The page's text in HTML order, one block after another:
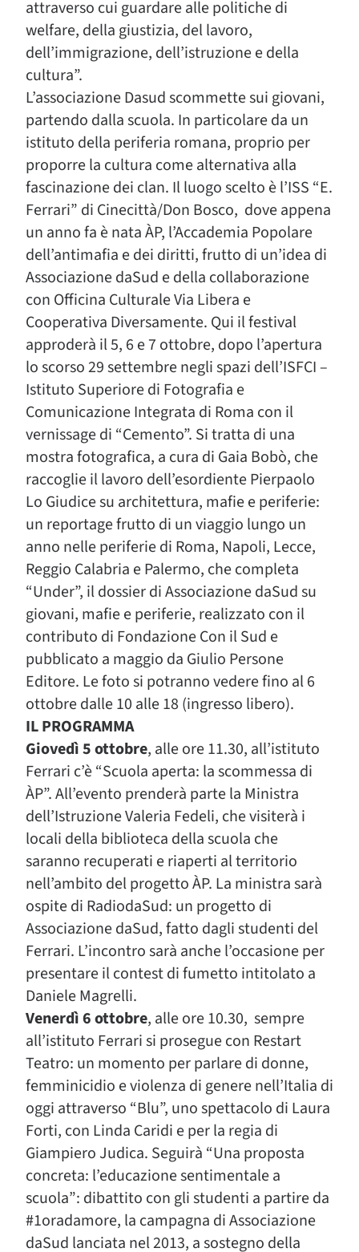
attraverso cui guardare alle politiche di
welfare, della giustizia, del lavoro,
dell’immigrazione, dell’istruzione e della
cultura”.
L’associazione Dasud scommette sui giovani,
partendo dalla scuola. In particolare da un
istituto della periferia romana, proprio per
proporre la cultura come alternativa alla
fascinazione dei clan. Il luogo scelto è l’ISS “E.
Ferrari” di Cinecittà/Don Bosco, dove appena
un anno fa è nata ÀP, l’Accademia Popolare
dell’antimafia e dei diritti, frutto di un’idea di
Associazione daSud e della collaborazione
con Officina Culturale Via Libera e
Cooperativa Diversamente. Qui il festival
approderà il 5, 6 e 7 ottobre, dopo l’apertura
lo scorso 29 settembre negli spazi dell’ISFCI –
Istituto Superiore di Fotografia e
Comunicazione Integrata di Roma con il
vernissage di “Cemento”. Si tratta di una
mostra fotografica, a cura di Gaia Bobò, che
raccoglie il lavoro dell’esordiente Pierpaolo
Lo Giudice su architettura, mafie e periferie:
un reportage frutto di un viaggio lungo un
anno nelle periferie di Roma, Napoli, Lecce,
Reggio Calabria e Palermo, che completa
“Under”, il dossier di Associazione daSud su
giovani, mafie e periferie, realizzato con il
contributo di Fondazione Con il Sud e
pubblicato a maggio da Giulio Persone
Editore. Le foto si potranno vedere fino al 6
ottobre dalle 10 alle 18 (ingresso libero).
IL PROGRAMMA
Giovedì 5 ottobre, alle ore 11.30, all’istituto
Ferrari c’è “Scuola aperta: la scommessa di
ÀP”. All’evento prenderà parte la Ministra
dell’Istruzione Valeria Fedeli, che visiterà i
locali della biblioteca della scuola che
saranno recuperati e riaperti al territorio
nell’ambito del progetto ÀP. La ministra sarà
ospite di RadiodaSud: un progetto di
Associazione daSud, fatto dagli studenti del
Ferrari. L’incontro sarà anche l’occasione per
presentare il contest di fumetto intitolato a
Daniele Magrelli.
Venerdì 6 ottobre, alle ore 10.30, sempre
all’istituto Ferrari si prosegue con Restart
Teatro: un momento per parlare di donne,
femminicidio e violenza di genere nell’Italia di
oggi attraverso “Blu”, uno spettacolo di Laura
Forti, con Linda Caridi e per la regia di
Giampiero Judica. Seguirà “Una proposta
concreta: l’educazione sentimentale a
scuola”: dibattito con gli studenti a partire da
#1oradamore, la campagna di Associazione
daSud lanciata nel 2013, a sostegno della